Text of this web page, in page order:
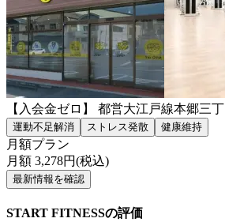
【入会金ゼロ】 都営大江戸線本郷三
運動不足解消 ストレス発散 健康維持
月額プラン
月額 3,278円(税込)
最新情報を確認
START FITNESSの評価